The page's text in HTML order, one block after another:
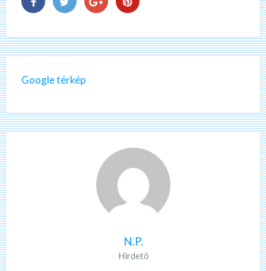
Google térkép
N.P.
Hirdető